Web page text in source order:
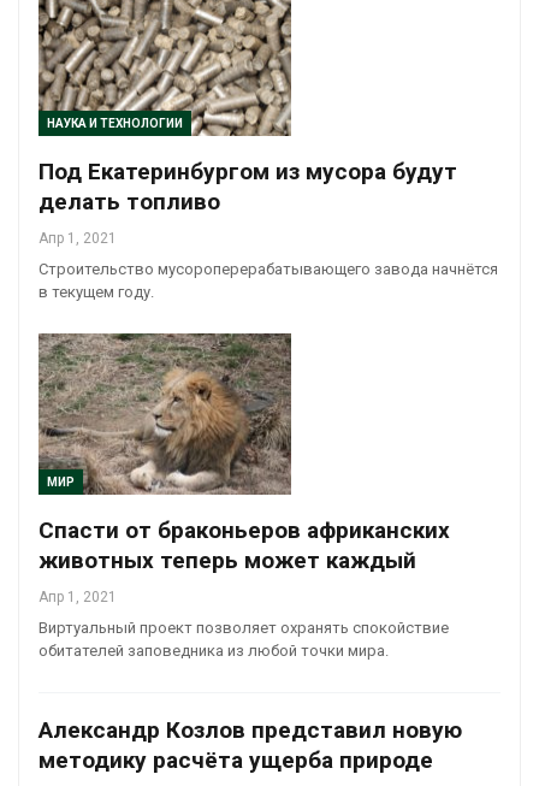
НАУКА И ТЕХНОЛОГИИ
Под Екатеринбургом из мусора будут
делать топливо
Апр 1, 2021
Строительство мусороперерабатывающего завода начнётся
в текущем году.
МИР
Спасти от браконьеров африканских
животных теперь может каждый
Апр 1, 2021
Виртуальный проект позволяет охранять спокойствие
обитателей заповедника из любой точки мира.
Александр Козлов представил новую
методику расчёта ущерба природе